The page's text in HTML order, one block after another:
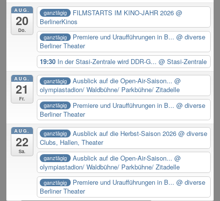
AUG.
20
Do.
ganztägig FILMSTARTS IM KINO-JAHR 2026 @
BerlinerKinos
ganztägig Premiere und Uraufführungen in B... @ diverse
Berliner Theater
19:30 In der Stasi-Zentrale wird DDR-G...@ Stasi-Zentrale
AUG.
21
Fr.
ganztägig Ausblick auf die Open-Air-Saison... @
olympiastadion/ Waldbühne/ Parkbühne/ Zitadelle
ganztägig Premiere und Uraufführungen in B... @ diverse
Berliner Theater
AUG.
22
Sa.
ganztägig Ausblick auf die Herbst-Saison 2026 @ diverse
Clubs, Hallen, Theater
ganztägig Ausblick auf die Open-Air-Saison... @
olympiastadion/ Waldbühne/ Parkbühne/ Zitadelle
ganztägig Premiere und Uraufführungen in B... @ diverse
Berliner Theater